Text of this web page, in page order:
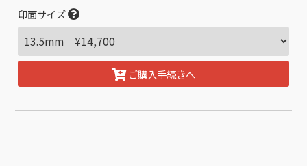
印面サイズ
ご購入手続きへ